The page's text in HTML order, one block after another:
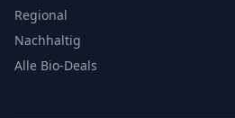
Regional
Nachhaltig
Alle Bio-Deals